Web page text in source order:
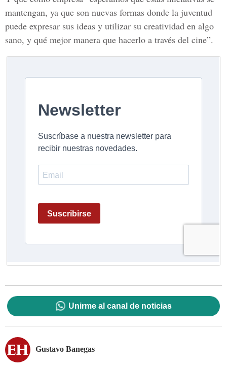
mantengan, ya que son nuevas formas donde la juventud
puede expresar sus ideas y utilizar su creatividad en algo
sano, y qué mejor manera que hacerlo a través del cine”.
Unirme al canal de noticias
Gustavo Banegas